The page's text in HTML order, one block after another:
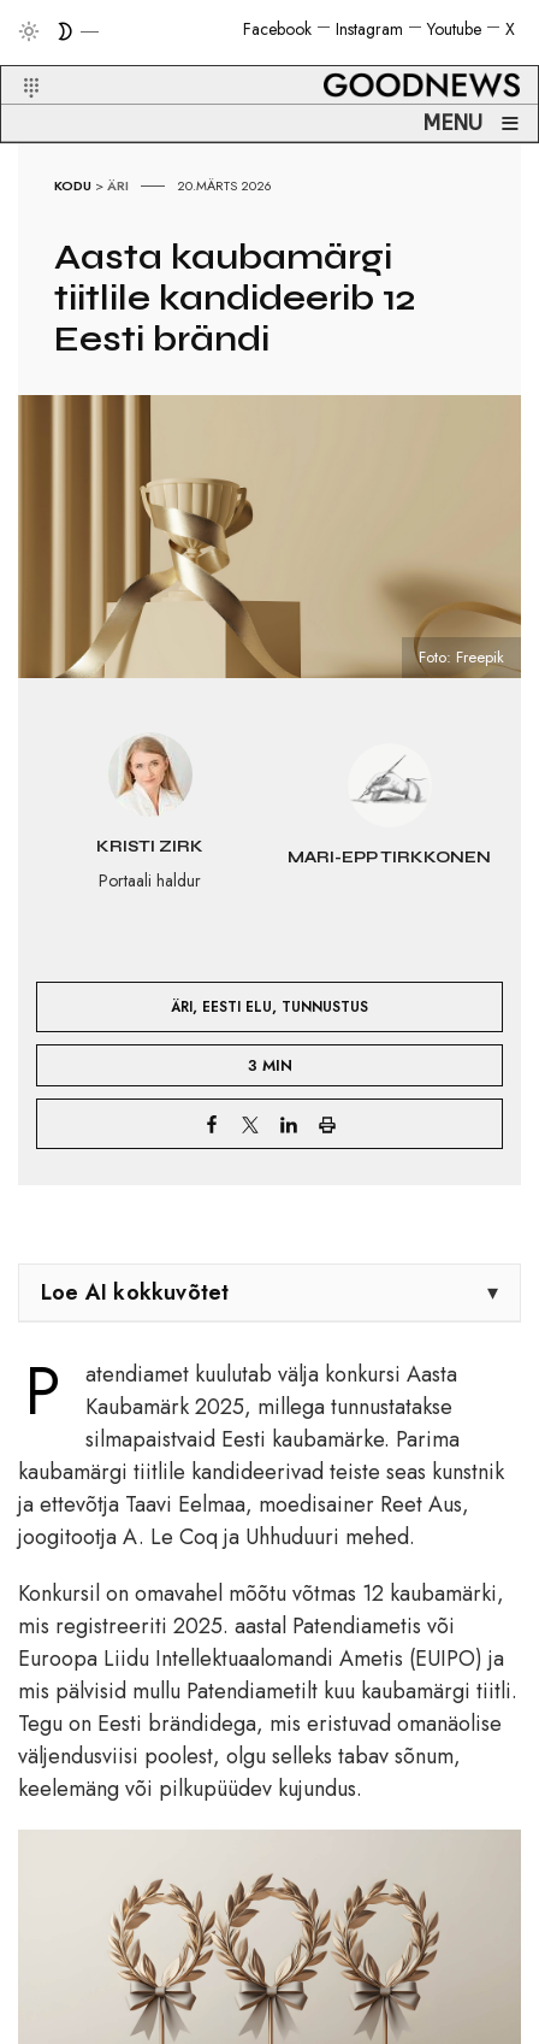
X
Youtube
Instagram
Facebook
MENU ≡
KODU >ÄRI 20.MÄRTS 2026
Aasta kaubamärgi
tiitlile kandideerib 12
Eesti brändi
KRISTI ZIRK
Portaali haldur
MARI-EPP TIRKKONEN
ÄRI, EESTI ELU, TUNNUSTUS
3 MIN
Foto: Freepik
Loe AI kokkuvõtet ▾
P
atendiamet kuulutab välja konkursi Aasta
Kaubamärk 2025, millega tunnustatakse
silmapaistvaid Eesti kaubamärke. Parima
kaubamärgi tiitlile kandideerivad teiste seas kunstnik
ja ettevõtja Taavi Eelmaa, moedisainer Reet Aus,
joogitootja A. Le Coq ja Uhhuduuri mehed.
Konkursil on omavahel mõõtu võtmas 12 kaubamärki,
mis registreeriti 2025. aastal Patendiametis või
Euroopa Liidu Intellektuaalomandi Ametis (EUIPO) ja
mis pälvisid mullu Patendiametilt kuu kaubamärgi tiitli.
Tegu on Eesti brändidega, mis eristuvad omanäolise
väljendusviisi poolest, olgu selleks tabav sõnum,
keelemäng või pilkupüüdev kujundus.